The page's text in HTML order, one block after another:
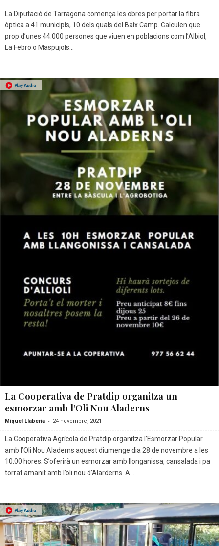
La Diputació de Tarragona comença les obres per portar la fibra
òptica a 41 municipis, 10 dels quals del Baix Camp. Calculen que
prop d’unes 44.000 persones que viuen en poblacions com l’Albiol,
La Febró o Maspujols...
La Cooperativa de Pratdip organitza un
esmorzar amb l’Oli Nou Aladerns
Miquel Llaberia - 24 novembre, 2021
La Cooperativa Agrícola de Pratdip organitza l’Esmorzar Popular
amb l’Oli Nou Aladerns aquest diumenge dia 28 de novembre a les
10:00 hores. S’oferirà un esmorzar amb llonganissa, cansalada i pa
torrat amanit amb l’oli nou d’Alarderns. A...